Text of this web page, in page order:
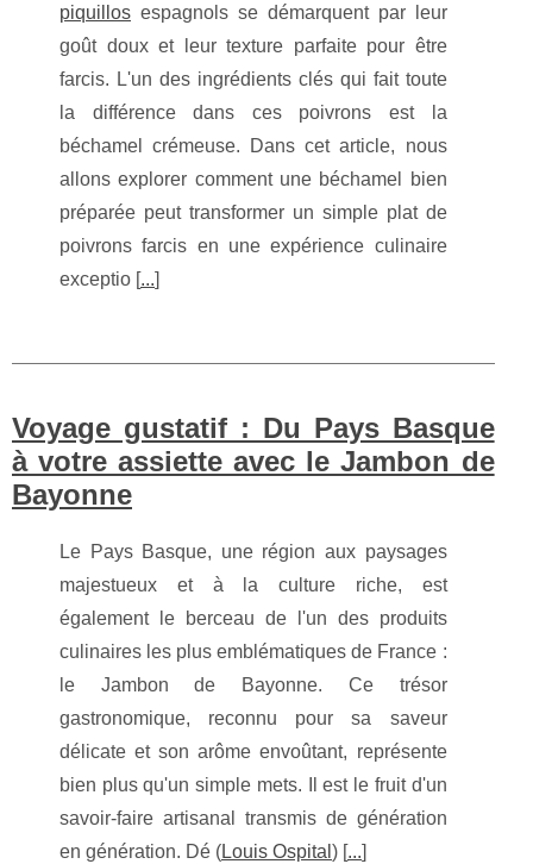
piquillos espagnols se démarquent par leur
goût doux et leur texture parfaite pour être
farcis. L'un des ingrédients clés qui fait toute
la différence dans ces poivrons est la
béchamel crémeuse. Dans cet article, nous
allons explorer comment une béchamel bien
préparée peut transformer un simple plat de
poivrons farcis en une expérience culinaire
exceptio [...]
Voyage gustatif : Du Pays Basque
à votre assiette avec le Jambon de
Bayonne
Le Pays Basque, une région aux paysages
majestueux et à la culture riche, est
également le berceau de l'un des produits
culinaires les plus emblématiques de France :
le Jambon de Bayonne. Ce trésor
gastronomique, reconnu pour sa saveur
délicate et son arôme envoûtant, représente
bien plus qu'un simple mets. Il est le fruit d'un
savoir-faire artisanal transmis de génération
en génération. Dé (Louis Ospital ) [...]